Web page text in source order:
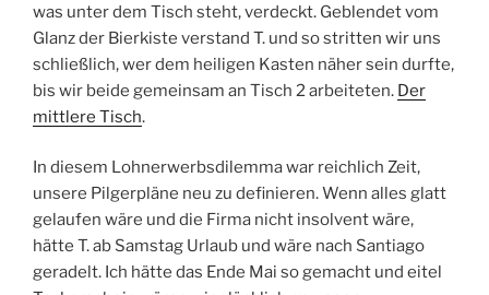
was unter dem Tisch steht, verdeckt. Geblendet vom
Glanz der Bierkiste verstand T. und so stritten wir uns
schließlich, wer dem heiligen Kasten näher sein durfte,
bis wir beide gemeinsam an Tisch 2 arbeiteten. Der
mittlere Tisch.
In diesem Lohnerwerbsdilemma war reichlich Zeit,
unsere Pilgerpläne neu zu definieren. Wenn alles glatt
gelaufen wäre und die Firma nicht insolvent wäre,
hätte T. ab Samstag Urlaub und wäre nach Santiago
geradelt. Ich hätte das Ende Mai so gemacht und eitel